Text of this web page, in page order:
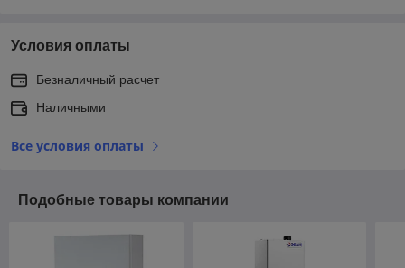
Условия оплаты
Безналичный расчет
Наличными
Все условия оплаты
Подобные товары компании